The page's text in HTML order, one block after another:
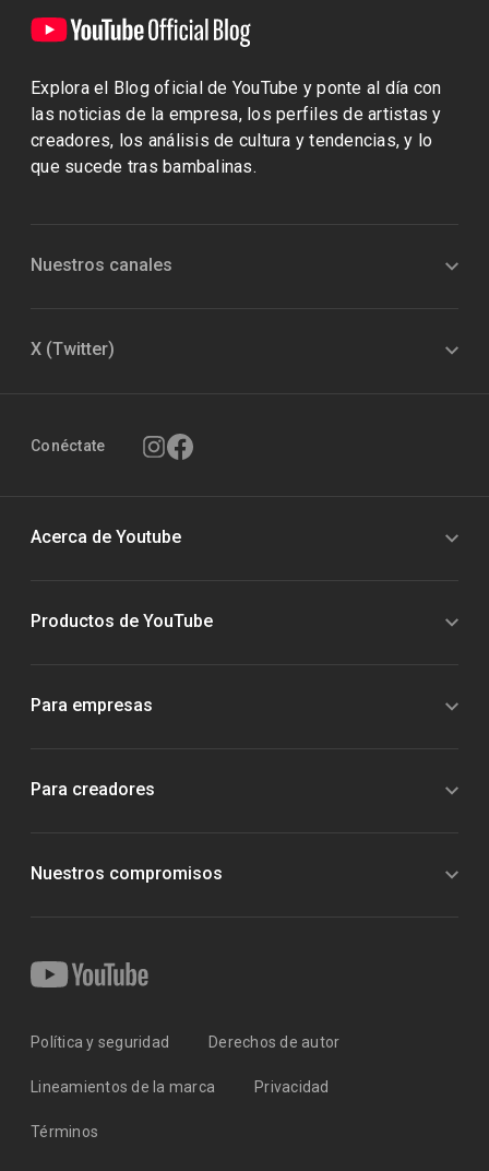
Explora el Blog oficial de YouTube y ponte al día con
las noticias de la empresa, los perfiles de artistas y
creadores, los análisis de cultura y tendencias, y lo
que sucede tras bambalinas.
Nuestros canales
X (Twitter)
Conéctate
Acerca de Youtube
Productos de YouTube
Para empresas
Para creadores
Nuestros compromisos
Política y seguridad Derechos de autor
Lineamientos de la marca Privacidad
Términos